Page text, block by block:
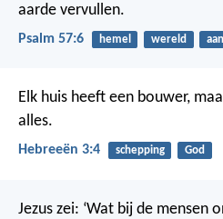
aarde vervullen.
Psalm 57:6 hemel wereld
Elk huis heeft een bouwer,
alles.
Hebreeën 3:4 schepping God
Jezus zei: ‘Wat bij de mensen